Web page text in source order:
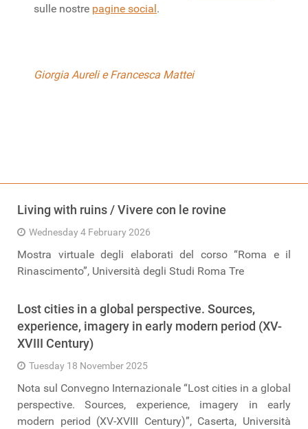
sulle nostre pagine social.
Giorgia Aureli e Francesca Mattei
Living with ruins / Vivere con le rovine
Wednesday 4 February 2026
Mostra virtuale degli elaborati del corso “Roma e il
Rinascimento”, Università degli Studi Roma Tre
Lost cities in a global perspective. Sources,
experience, imagery in early modern period (XV-
XVIII Century)
Tuesday 18 November 2025
Nota sul Convegno Internazionale “Lost cities in a global
perspective. Sources, experience, imagery in early
modern period (XV-XVIII Century)”, Caserta, Università